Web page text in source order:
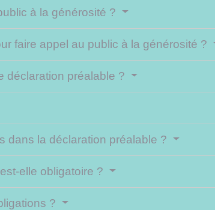
à la générosité ?
faire appel au public à la générosité ?
déclaration préalable ?
dans la déclaration préalable ?
elle obligatoire ?
?